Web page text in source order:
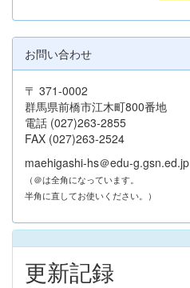
お問い合わせ
〒 371-0002
群馬県前橋市江木町800番地
電話 (027)263-2855
FAX (027)263-2524
maehigashi-hs＠edu-g.gsn.ed.jp
（＠は全角になっています。
半角に直してお使いください。）
更新記録